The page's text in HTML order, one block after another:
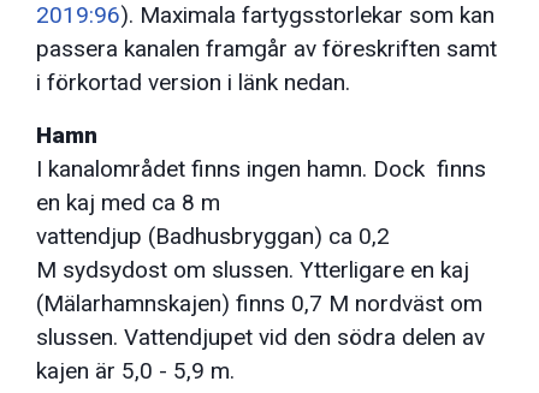
2019:96). Maximala fartygsstorlekar som kan
passera kanalen framgår av föreskriften samt
i förkortad version i länk nedan.
Hamn
I kanalområdet finns ingen hamn. Dock finns
en kaj med ca 8 m
vattendjup (Badhusbryggan) ca 0,2
M sydsydost om slussen. Ytterligare en kaj
(Mälarhamnskajen) finns 0,7 M nordväst om
slussen. Vattendjupet vid den södra delen av
kajen är 5,0 - 5,9 m.